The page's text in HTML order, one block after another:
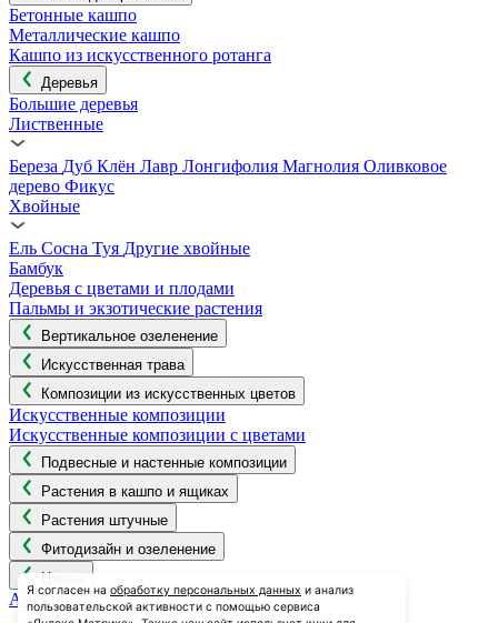
Бетонные кашпо
Металлические кашпо
Кашпо из искусственного ротанга
Деревья
Большие деревья
Лиственные
Береза Дуб Клён Лавр Лонгифолия Магнолия Оливковое
дерево Фикус
Хвойные
Ель Сосна Туя Другие хвойные
Бамбук
Деревья с цветами и плодами
Пальмы и экзотические растения
Вертикальное озеленение
Искусственная трава
Композиции из искусственных цветов
Искусственные композиции
Искусственные композиции с цветами
Подвесные и настенные композиции
Растения в кашпо и ящиках
Растения штучные
Фитодизайн и озеленение
Цветы
Анемон
Я согласен на обработку персональных данных и анализ
пользовательской активности с помощью сервиса